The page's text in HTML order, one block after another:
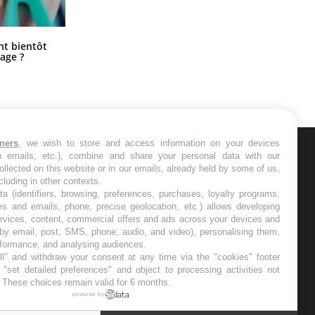
bientôt
?
les semaines les meilleures
, we wish to store and access information on your devices
emails, etc.), combine and share your personal data with our
on this website or in our emails, already held by some of us,
in other contexts.
(identifiers, browsing, preferences, purchases, loyalty programs,
and emails, phone, precise geolocation, etc.) allows developing
content, commercial offers and ads across your devices and
email, post, SMS, phone, audio, and video), personalising them,
and analysing audiences.
and withdraw your consent at any time via the "cookies" footer
detailed preferences" and object to processing activities not
choices remain valid for 6 months.
powered by